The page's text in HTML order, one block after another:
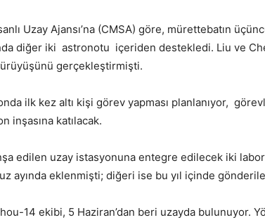
Uzay Ajansı’na (CMSA) göre, mürettebatın
diğer iki astronotu içeriden destekledi. Liu ve
gerçekleştirmişti.
ilk kez altı kişi görev yapması planlanıyor,
inşasına katılacak.
edilen uzay istasyonuna entegre edilecek iki
ayında eklenmişti; diğeri ise bu yıl içinde
14 ekibi, 5 Haziran’dan beri uzayda bulunuyor.